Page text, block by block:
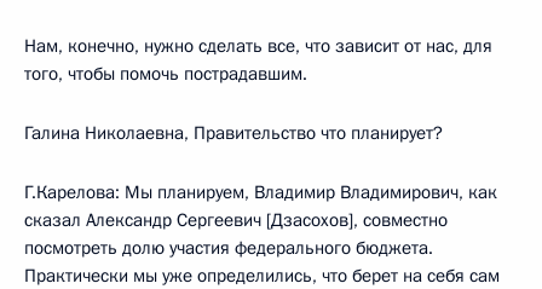
Нам, конечно, нужно сделать все, что зависит от нас, для
того, чтобы помочь пострадавшим.
Галина Николаевна, Правительство что планирует?
Г.Карелова: Мы планируем, Владимир Владимирович, как
сказал Александр Сергеевич [Дзасохов], совместно
посмотреть долю участия федерального бюджета.
Практически мы уже определились, что берет на себя сам